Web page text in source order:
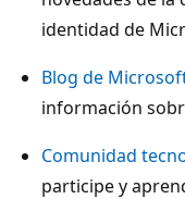
identidad de
Blog de
información
Comunidad
participe y